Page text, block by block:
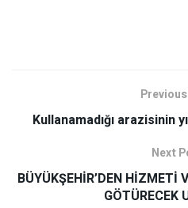
Kullanamadığı arazisinin
Next
BÜYÜKŞEHİR’DEN HİZMETİ
GÖTÜRECEK